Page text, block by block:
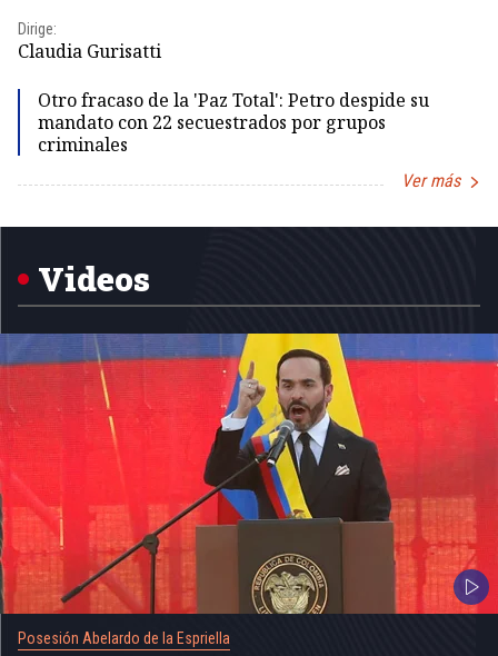
Dirige:
Claudia Gurisatti
Otro fracaso de la 'Paz Total': Petro despide su
mandato con 22 secuestrados por grupos
criminales
Ver más
Videos
Posesión Abelardo de la Espriella